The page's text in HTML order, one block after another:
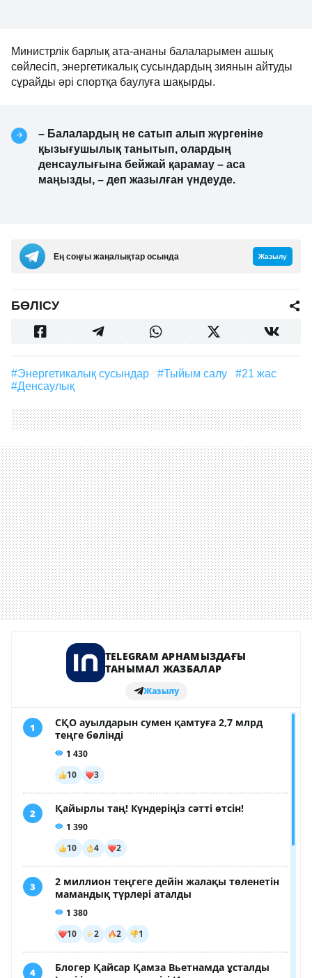
Министрлік барлық ата-ананы балаларымен ашық
сөйлесіп, энергетикалық сусындардың зиянын айтуды
сұрайды әрі спортқа баулуға шақырды.
– Балалардың не сатып алып жүргеніне
қызығушылық танытып, олардың
денсаулығына бейжай қарамау – аса
маңызды, – деп жазылған үндеуде.
Ең соңғы жаңалықтар осында Жазылу
БӨЛІСУ
#энергетикалық сусындар #тыйым салу
#21 жас
#денсаулық